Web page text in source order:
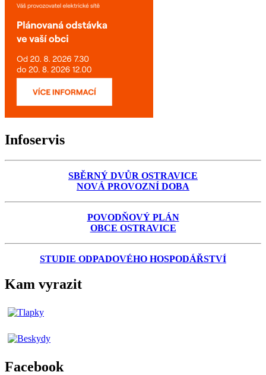
Infoservis
SBĚRNÝ DVŮR OSTRAVICE
NOVÁ PROVOZNÍ DOBA
POVODŇOVÝ PLÁN
OBCE OSTRAVICE
STUDIE ODPADOVÉHO HOSPODÁŘSTVÍ
Kam vyrazit
Facebook